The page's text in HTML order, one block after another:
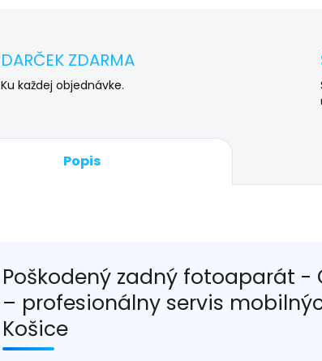
DARČEK ZDARMA
Ku každej objednávke.
Popis
Poškodený zadný fotoaparát -
– profesionálny servis
Košice